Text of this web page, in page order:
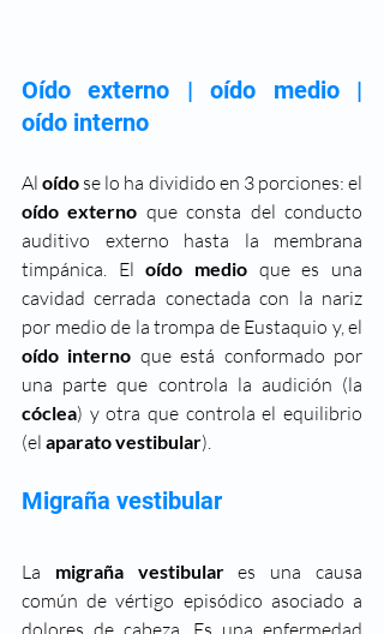
Oído externo | oído medio |
oído interno
Al oído
oído externo que consta del conducto
auditivo externo hasta la membrana
timpánica. El oído medio que es una
cavidad cerrada conectada con la nariz
oído interno que está conformado por
cóclea) y otra que controla el equilibrio
(el aparato vestibular).
Migraña vestibular
La migraña vestibular es una causa
común de vértigo episódico asociado a